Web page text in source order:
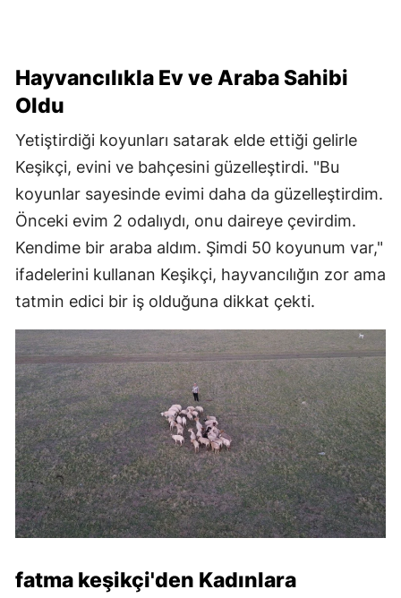
Hayvancılıkla Ev ve Araba Sahibi
Oldu
Yetiştirdiği koyunları satarak elde ettiği gelirle
Keşikçi, evini ve bahçesini güzelleştirdi. "Bu
koyunlar sayesinde evimi daha da güzelleştirdim.
Önceki evim 2 odalıydı, onu daireye çevirdim.
Kendime bir araba aldım. Şimdi 50 koyunum var,"
ifadelerini kullanan Keşikçi, hayvancılığın zor ama
tatmin edici bir iş olduğuna dikkat çekti.
fatma keşikçi'den Kadınlara